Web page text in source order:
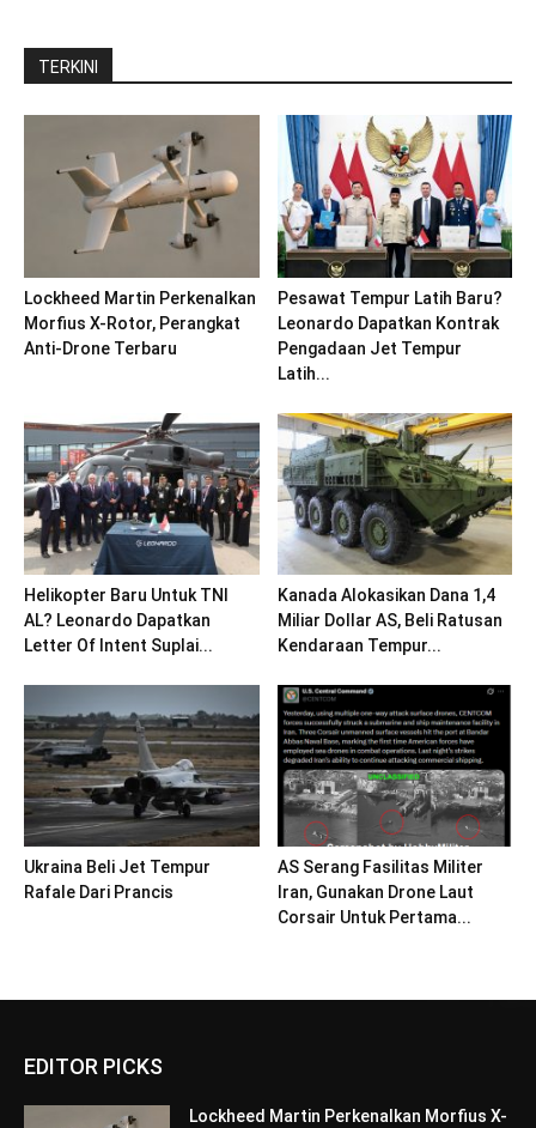
TERKINI
Lockheed Martin Perkenalkan
Morfius X-Rotor, Perangkat
Anti-Drone Terbaru
Pesawat Tempur Latih Baru?
Leonardo Dapatkan Kontrak
Pengadaan Jet Tempur
Latih...
Helikopter Baru Untuk TNI
AL? Leonardo Dapatkan
Letter Of Intent Suplai...
Kanada Alokasikan Dana 1,4
Miliar Dollar AS, Beli Ratusan
Kendaraan Tempur...
Ukraina Beli Jet Tempur
Rafale Dari Prancis
AS Serang Fasilitas Militer
Iran, Gunakan Drone Laut
Corsair Untuk Pertama...
EDITOR PICKS
Lockheed Martin Perkenalkan Morfius X-